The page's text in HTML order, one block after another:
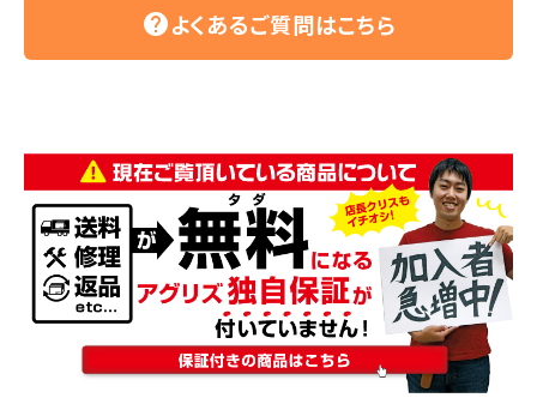
helpよくあるご質問はこちら